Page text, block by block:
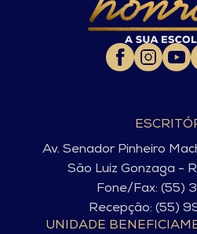
Av. Senador Pinheiro
São Luiz Gonzaga -
Fone/Fax: (55)
Recepção: (55)
UNIDADE